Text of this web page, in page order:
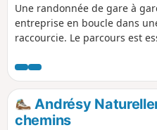
Une randonnée de gare à
entreprise en boucle dans
raccourcie. Le parcours est
courus dans les sous-bois.
protégé, offre un intermède
la possibilité d'observer de
Andrésy
chemins